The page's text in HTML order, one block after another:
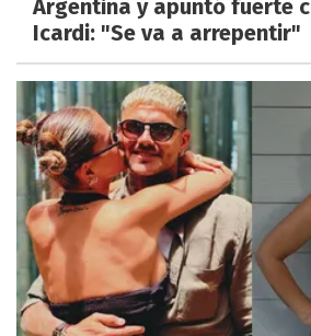
Argentina y apuntó fuerte
Icardi: "Se va a arrepentir"